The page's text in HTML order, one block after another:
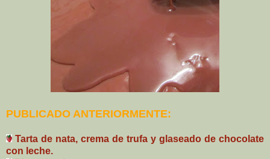
PUBLICADO ANTERIORMENTE:
Tarta de nata, crema de trufa y glaseado de chocolate
con leche.